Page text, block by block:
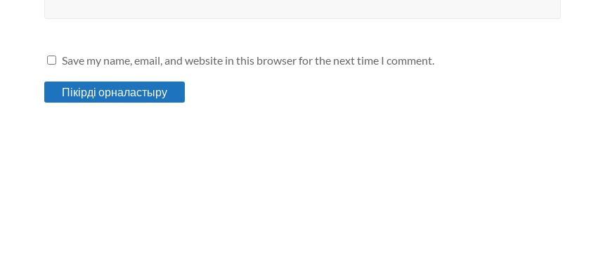
Save my name, email, and website in this browser for the next time I comment.